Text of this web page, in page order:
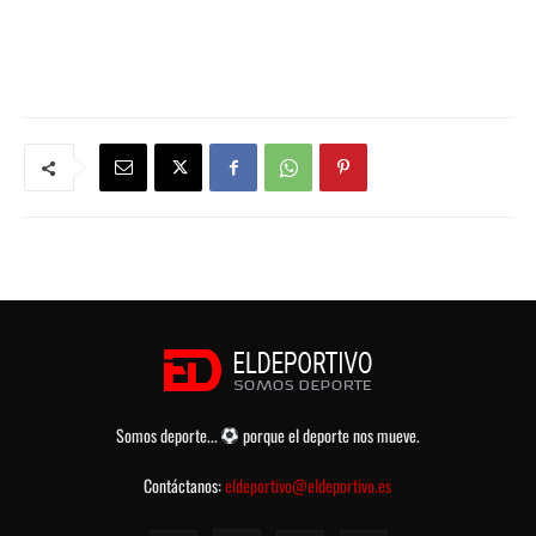
Somos deporte...
porque el deporte nos mueve.
Contáctanos:eldeportivo@eldeportivo.es